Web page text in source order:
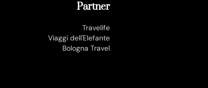
Partner
Travelife
Viaggi dell'Elefante
Bologna Travel